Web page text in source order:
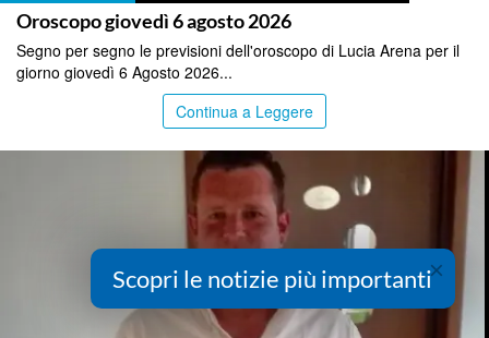
Oroscopo giovedì 6 agosto 2026
Segno per segno le previsioni dell'oroscopo di Lucia Arena per il
giorno giovedì 6 Agosto 2026...
Continua a Leggere
×
Scopri le notizie più importanti